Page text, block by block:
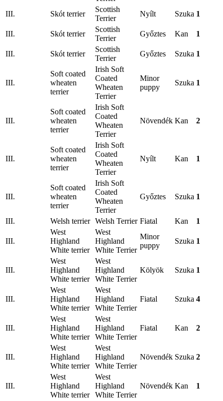
III.
Skót terrier
Scottish
Terrier
Nyílt Szuka 1
III. Skót terrier
Scottish
Terrier
Győztes Kan 1
III. Skót terrier
Scottish
Terrier
Győztes Szuka 1
III.
Soft coated
wheaten
terrier
Irish Soft
Coated
Wheaten
Terrier
Minor
puppy
Szuka 1
III.
Soft coated
wheaten
terrier
Irish Soft
Coated
Wheaten
Terrier
Növendék Kan 2
III.
Soft coated
wheaten
terrier
Irish Soft
Coated
Wheaten
Terrier
Nyílt Kan 1
III.
Soft coated
wheaten
terrier
Irish Soft
Coated
Wheaten
Terrier
Győztes Szuka 1
III. Welsh terrier Welsh Terrier Fiatal Kan 1
III.
West
Highland
White terrier
West
Highland
White Terrier
Minor
puppy
Szuka 1
III.
West
Highland
White terrier
West
Highland
White Terrier
Kölyök Szuka 1
III.
West
Highland
White terrier
West
Highland
White Terrier
Fiatal Szuka 4
III.
West
Highland
White terrier
West
Highland
White Terrier
Fiatal Kan 2
III.
West
Highland
White terrier
West
Highland
White Terrier
Növendék Szuka 2
III.
West
Highland
White terrier
West
Highland
White Terrier
Növendék Kan 1